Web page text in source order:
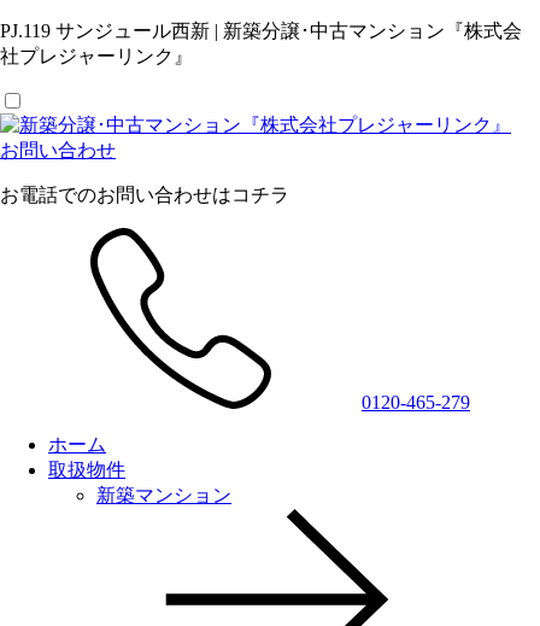
PJ.119 サンジュール西新 | 新築分譲･中古マンション『株式会
社プレジャーリンク』
お問い合わせ
お電話でのお問い合わせはコチラ
0120-465-279
ホーム
取扱物件
新築マンション